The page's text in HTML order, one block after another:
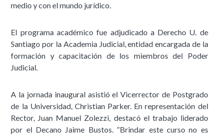
medio y con el mundo jurídico.
El programa académico fue adjudicado a Derecho U. de
Santiago por la Academia Judicial, entidad encargada de la
formación y capacitación de los miembros del Poder
Judicial.
A la jornada inaugural asistió el Vicerrector de Postgrado
de la Universidad, Christian Parker. En representación del
Rector, Juan Manuel Zolezzi, destacó el trabajo liderado
por el Decano Jaime Bustos. “Brindar este curso no es